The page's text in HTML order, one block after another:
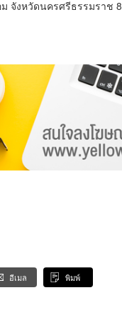
จังหวัดนครศรีธรรมราช
อีเมล พิมพ์